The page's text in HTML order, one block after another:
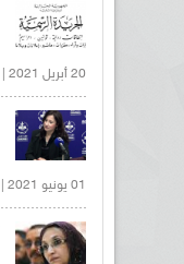
20 أبريل 2021 |
01 يونيو 2021 |